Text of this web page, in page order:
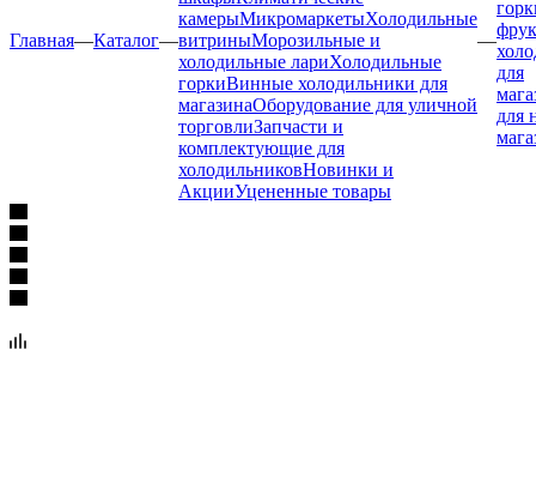
Главная—Каталог—
камерыМикромаркетыХолодильные
витриныМорозильные и
холодильные лариХолодильные
горкиВинные холодильники для
магазинаОборудование для уличной
торговлиЗапчасти и
комплектующие для
холодильниковНовинки и
АкцииУцененные товары
—
для
для